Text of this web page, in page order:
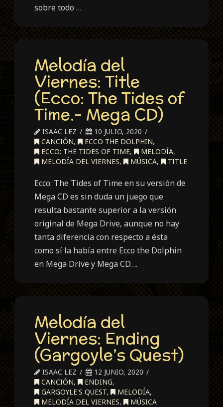
sobre todo …
Melodía del
Viernes: Title
(Ecco: The Tides of
Time.- Mega CD)
ISAAC LEZ
10 JULIO, 2020
CANCIÓN, ECCO THE DOLPHIN,
ECCO: THE TIDES OF TIME, MELODÍA,
MELODÍA DEL VIERNES, MÚSICA, TITLE
Ecco: The Tides of Time en su versión de
Mega CD es sin duda un juego que
resulta bastante superior a la versión
original de Mega Drive, aunque no hay
tanta diferencia con respecto a ésta
como sí la había entre Ecco the Dolphin
en Mega Drive y Mega CD….
Melodía del
Viernes: Ending
(Gargoyle’s Quest)
ISAAC LEZ
12 JUNIO, 2020
CANCIÓN, ENDING,
GARGOYLE'S QUEST, MELODÍA,
MELODÍA DEL VIERNES, MÚSICA